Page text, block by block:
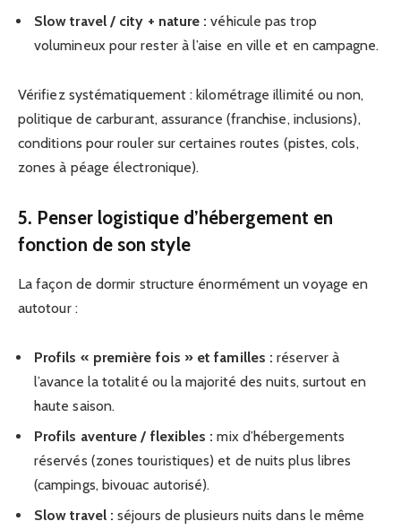
Slow travel / city + nature : véhicule pas trop
volumineux pour rester à l’aise en ville et en campagne.
Vérifiez systématiquement : kilométrage illimité ou non,
politique de carburant, assurance (franchise, inclusions),
conditions pour rouler sur certaines routes (pistes, cols,
zones à péage électronique).
5. Penser logistique d’hébergement en
fonction de son style
La façon de dormir structure énormément un voyage en
autotour :
Profils « première fois » et familles : réserver à
l’avance la totalité ou la majorité des nuits, surtout en
haute saison.
Profils aventure / flexibles : mix d’hébergements
réservés (zones touristiques) et de nuits plus libres
(campings, bivouac autorisé).
Slow travel : séjours de plusieurs nuits dans le même